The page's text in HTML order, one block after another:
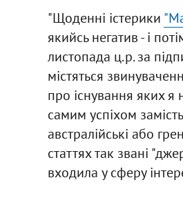
"Щоденні істерики
якийсь негатив - і
листопада ц.р. за
містяться
про існування яких я
самим успіхом
австралійські або
статтях так звані
входила у сферу